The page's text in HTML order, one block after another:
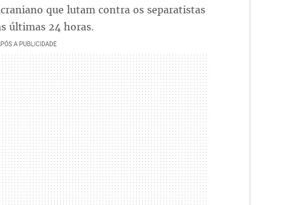
que lutam contra os separatistas
últimas 24 horas.